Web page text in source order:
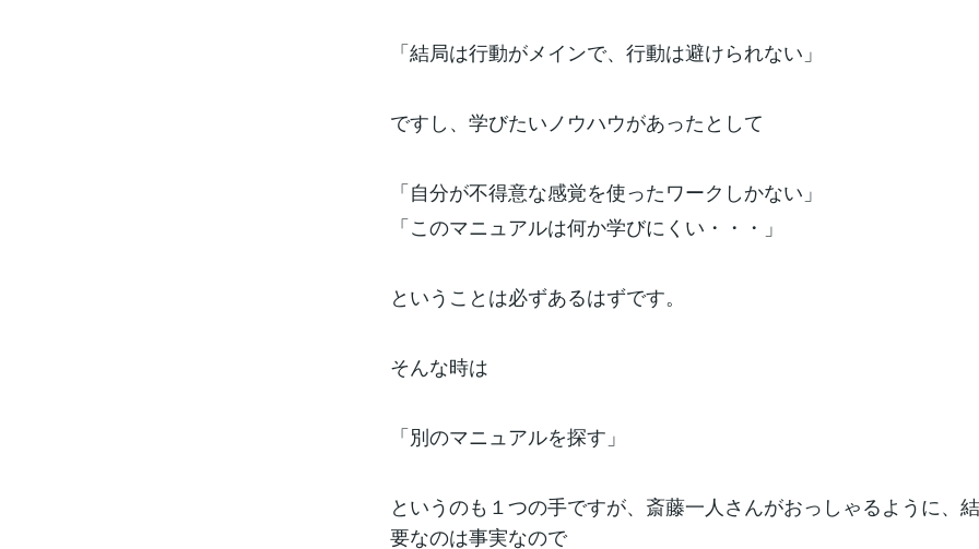
「結局は行動がメインで、行動は避けられない」
ですし、学びたいノウハウがあったとして
「自分が不得意な感覚を使ったワークしかない」
「このマニュアルは何か学びにくい・・・」
ということは必ずあるはずです。
そんな時は
「別のマニュアルを探す」
というのも１つの手ですが、斎藤一人さんがおっしゃるように、
要なのは事実なので